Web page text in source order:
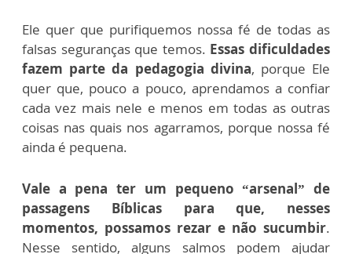
Ele quer que purifiquemos nossa fé de todas as
falsas seguranças que temos. Essas dificuldades
fazem parte da pedagogia divina, porque Ele
quer que, pouco a pouco, aprendamos a confiar
cada vez mais nele e menos em todas as outras
coisas nas quais nos agarramos, porque nossa fé
ainda é pequena.
Vale a pena ter um pequeno “arsenal” de
passagens Bíblicas para que, nesses
momentos, possamos rezar e não sucumbir.
Nesse sentido, alguns salmos podem ajudar